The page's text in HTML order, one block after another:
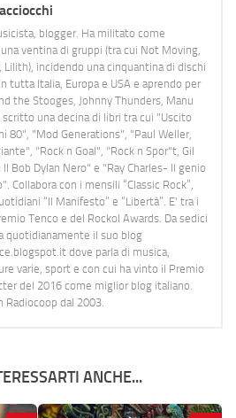
blogger. Ha militato come
ventina di gruppi (tra cui Not Moving,
Lilith), incidendo una cinquantina di dischi
tutta Italia, Europa e USA e aprendo per
the Stooges, Johnny Thunders, Manu
scritto una decina di libri tra cui "Uscito
80", "Mod Generations", "Paul Weller,
"Rock n Goal", "Rock n Spor"t, Gil
Bob Dylan Nero" e "Ray Charles- Il genio
Collabora con i mensili “Classic Rock”,
“Il Manifesto” e “Libertà”. E' tra i
Tenco e del Rockol Awards. Da sedici
quotidianamente il suo blog
dove parla di musica,
varie, sport e con cui ha vinto il Premio
del 2016 come miglior blog italiano.
Radiocoop dal 2003.
ANCHE...